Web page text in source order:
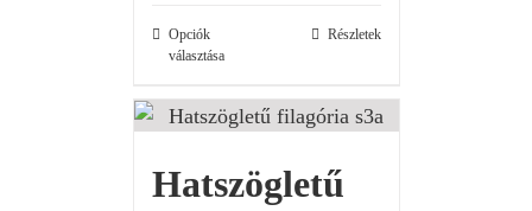
Opciók
választása
Részletek
Hatszögletű